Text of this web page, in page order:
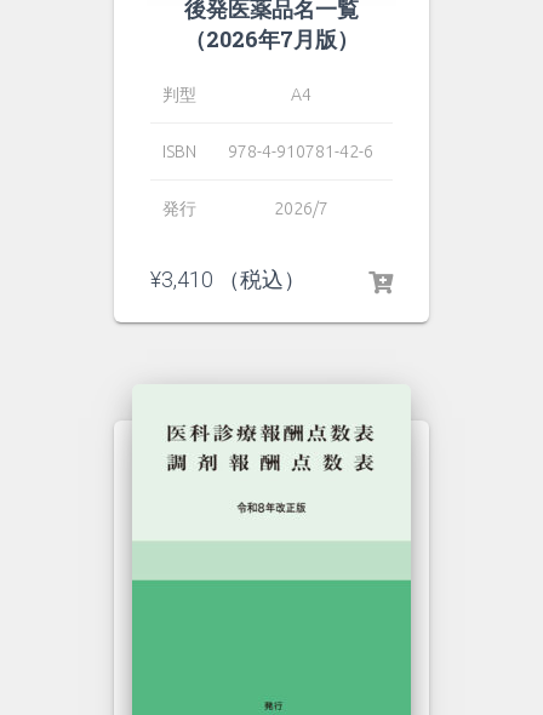
後発医薬品名一覧
（2026年7月版）
判型 A4
ISBN 978-4-910781-42-6
発行 2026/7
¥3,410 （税込）